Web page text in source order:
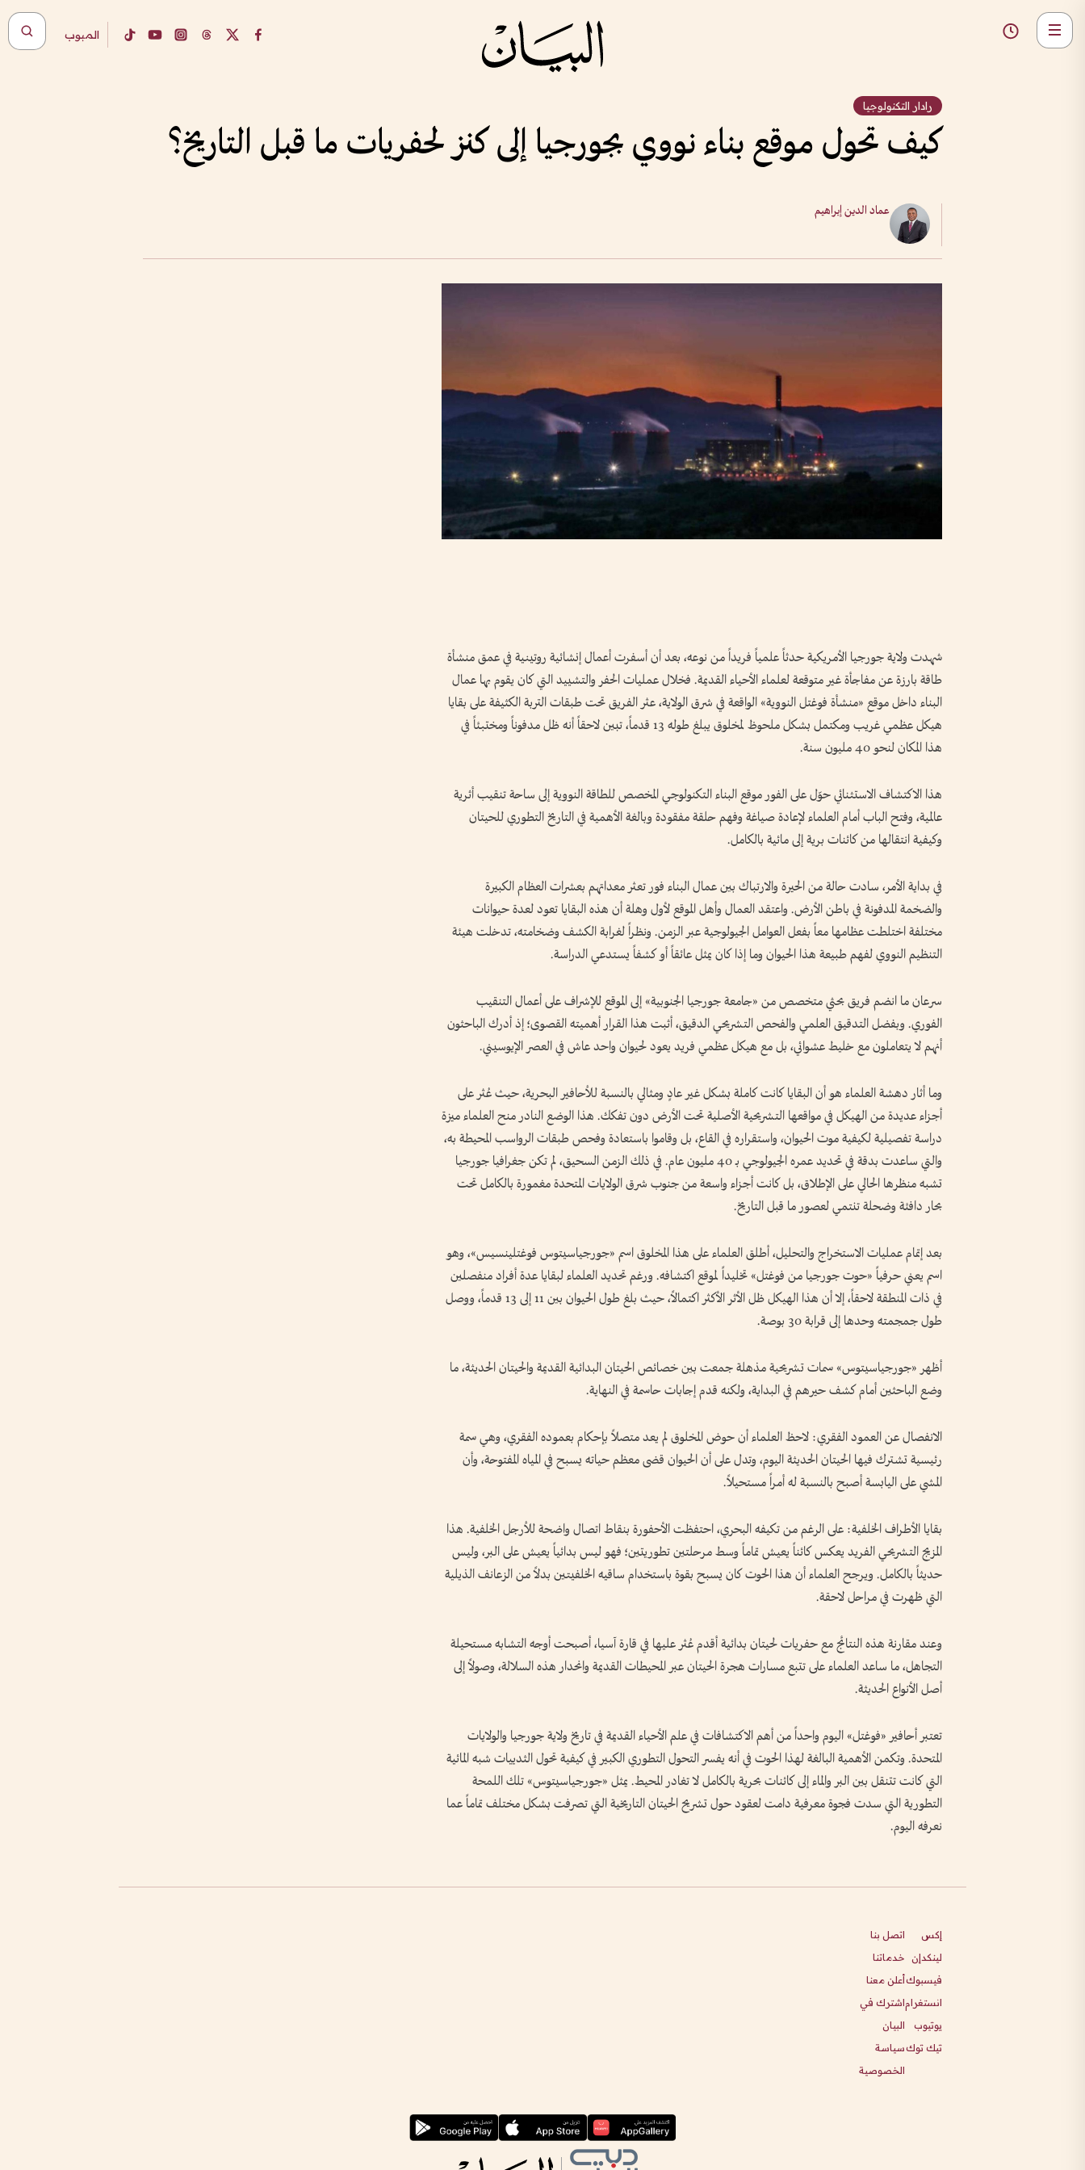
المبوب
رادار التكنولوجيا
كيف تحول موقع بناء نووي بجورجيا إلى كنز لحفريات ما قبل التاريخ؟
عماد الدين إبراهيم
شهدت ولاية جورجيا الأمريكية حدثاً علمياً فريداً من نوعه، بعد أن أسفرت أعمال إنشائية روتينية في عمق منشأة
طاقة بارزة عن مفاجأة غير متوقعة لعلماء الأحياء القديمة. فخلال عمليات الحفر والتشييد التي كان يقوم بها عمال
البناء داخل موقع «منشأة فوغتل النووية» الواقعة في شرق الولاية، عثر الفريق تحت طبقات التربة الكثيفة على بقايا
هيكل عظمي غريب ومكتمل بشكل ملحوظ لمخلوق يبلغ طوله 13 قدماً، تبين لاحقاً أنه ظل مدفوناً ومختبئاً في
هذا المكان لنحو 40 مليون سنة.
هذا الاكتشاف الاستثنائي حوّل على الفور موقع البناء التكنولوجي المخصص للطاقة النووية إلى ساحة تنقيب أثرية
عالمية، وفتح الباب أمام العلماء لإعادة صياغة وفهم حلقة مفقودة وبالغة الأهمية في التاريخ التطوري للحيتان
وكيفية انتقالها من كائنات برية إلى مائية بالكامل.
في بداية الأمر، سادت حالة من الحيرة والارتباك بين عمال البناء فور تعثر معداتهم بعشرات العظام الكبيرة
والضخمة المدفونة في باطن الأرض. واعتقد العمال وأهل الموقع لأول وهلة أن هذه البقايا تعود لعدة حيوانات
مختلفة اختلطت عظامها معاً بفعل العوامل الجيولوجية عبر الزمن. ونظراً لغرابة الكشف وضخامته، تدخلت هيئة
التنظيم النووي لفهم طبيعة هذا الحيوان وما إذا كان يمثل عائقاً أو كشفاً يستدعي الدراسة.
سرعان ما انضم فريق بحثي متخصص من «جامعة جورجيا الجنوبية» إلى الموقع للإشراف على أعمال التنقيب
الفوري. وبفضل التدقيق العلمي والفحص التشريحي الدقيق، أثبت هذا القرار أهميته القصوى؛ إذ أدرك الباحثون
أنهم لا يتعاملون مع خليط عشوائي، بل مع هيكل عظمي فريد يعود لحيوان واحد عاش في العصر الإيوسيني.
وما أثار دهشة العلماء هو أن البقايا كانت كاملة بشكل غير عادٍ ومثالي بالنسبة للأحافير البحرية، حيث عُثر على
أجزاء عديدة من الهيكل في مواقعها التشريحية الأصلية تحت الأرض دون تفكك. هذا الوضع النادر منح العلماء ميزة
دراسة تفصيلية لكيفية موت الحيوان، واستقراره في القاع، بل وقاموا باستعادة وفحص طبقات الرواسب المحيطة به،
والتي ساعدت بدقة في تحديد عمره الجيولوجي بـ 40 مليون عام. في ذلك الزمن السحيق، لم تكن جغرافيا جورجيا
تشبه منظرها الحالي على الإطلاق، بل كانت أجزاء واسعة من جنوب شرق الولايات المتحدة مغمورة بالكامل تحت
بحار دافئة وضحلة تنتمي لعصور ما قبل التاريخ.
بعد إتمام عمليات الاستخراج والتحليل، أطلق العلماء على هذا المخلوق اسم «جورجياسيتوس فوغتلينسيس»، وهو
اسم يعني حرفياً «حوت جورجيا من فوغتل» تخليداً لموقع اكتشافه. ورغم تحديد العلماء لبقايا عدة أفراد منفصلين
في ذات المنطقة لاحقاً، إلا أن هذا الهيكل ظل الأثر الأكثر اكتمالاً، حيث بلغ طول الحيوان بين 11 إلى 13 قدماً، ووصل
طول جمجمته وحدها إلى قرابة 30 بوصة.
أظهر «جورجياسيتوس» سمات تشريحية مذهلة جمعت بين خصائص الحيتان البدائية القديمة والحيتان الحديثة، ما
وضع الباحثين أمام كشف حيرهم في البداية، ولكنه قدم إجابات حاسمة في النهاية.
الانفصال عن العمود الفقري: لاحظ العلماء أن حوض المخلوق لم يعد متصلاً بإحكام بعموده الفقري، وهي سمة
رئيسية تشترك فيها الحيتان الحديثة اليوم، وتدل على أن الحيوان قضى معظم حياته يسبح في المياه المفتوحة، وأن
المشي على اليابسة أصبح بالنسبة له أمراً مستحيلاً.
بقايا الأطراف الخلفية: على الرغم من تكيفه البحري، احتفظت الأحفورة بنقاط اتصال واضحة للأرجل الخلفية. هذا
المزيج التشريحي الفريد يعكس كائناً يعيش تماماً وسط مرحلتين تطوريتين؛ فهو ليس بدائياً يعيش على البر، وليس
حديثاً بالكامل. ويرجح العلماء أن هذا الحوت كان يسبح بقوة باستخدام ساقيه الخلفيتين بدلاً من الزعانف الذيلية
التي ظهرت في مراحل لاحقة.
وعند مقارنة هذه النتائج مع حفريات لحيتان بدائية أقدم عُثر عليها في قارة آسيا، أصبحت أوجه التشابه مستحيلة
التجاهل، ما ساعد العلماء على تتبع مسارات هجرة الحيتان عبر المحيطات القديمة وانحدار هذه السلالة، وصولاً إلى
أصل الأنواع الحديثة.
تعتبر أحافير «فوغتل» اليوم واحداً من أهم الاكتشافات في علم الأحياء القديمة في تاريخ ولاية جورجيا والولايات
المتحدة. وتكمن الأهمية البالغة لهذا الحوت في أنه يفسر التحول التطوري الكبير في كيفية تحول الثدييات شبه المائية
التي كانت تتنقل بين البر والماء إلى كائنات بحرية بالكامل لا تغادر المحيط. يمثل «جورجياسيتوس» تلك اللمحة
التطورية التي سدت فجوة معرفية دامت لعقود حول تشريح الحيتان التاريخية التي تصرفت بشكل مختلف تماماً عما
نعرفه اليوم.
إكس
لينكدإن
فيسبوك
انستغرام
يوتيوب
تيك توك
اتصل بنا
خدماتنا
أعلن معنا
اشترك في
البيان
سياسة
الخصوصية